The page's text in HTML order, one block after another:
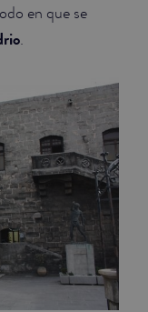
en que se
.